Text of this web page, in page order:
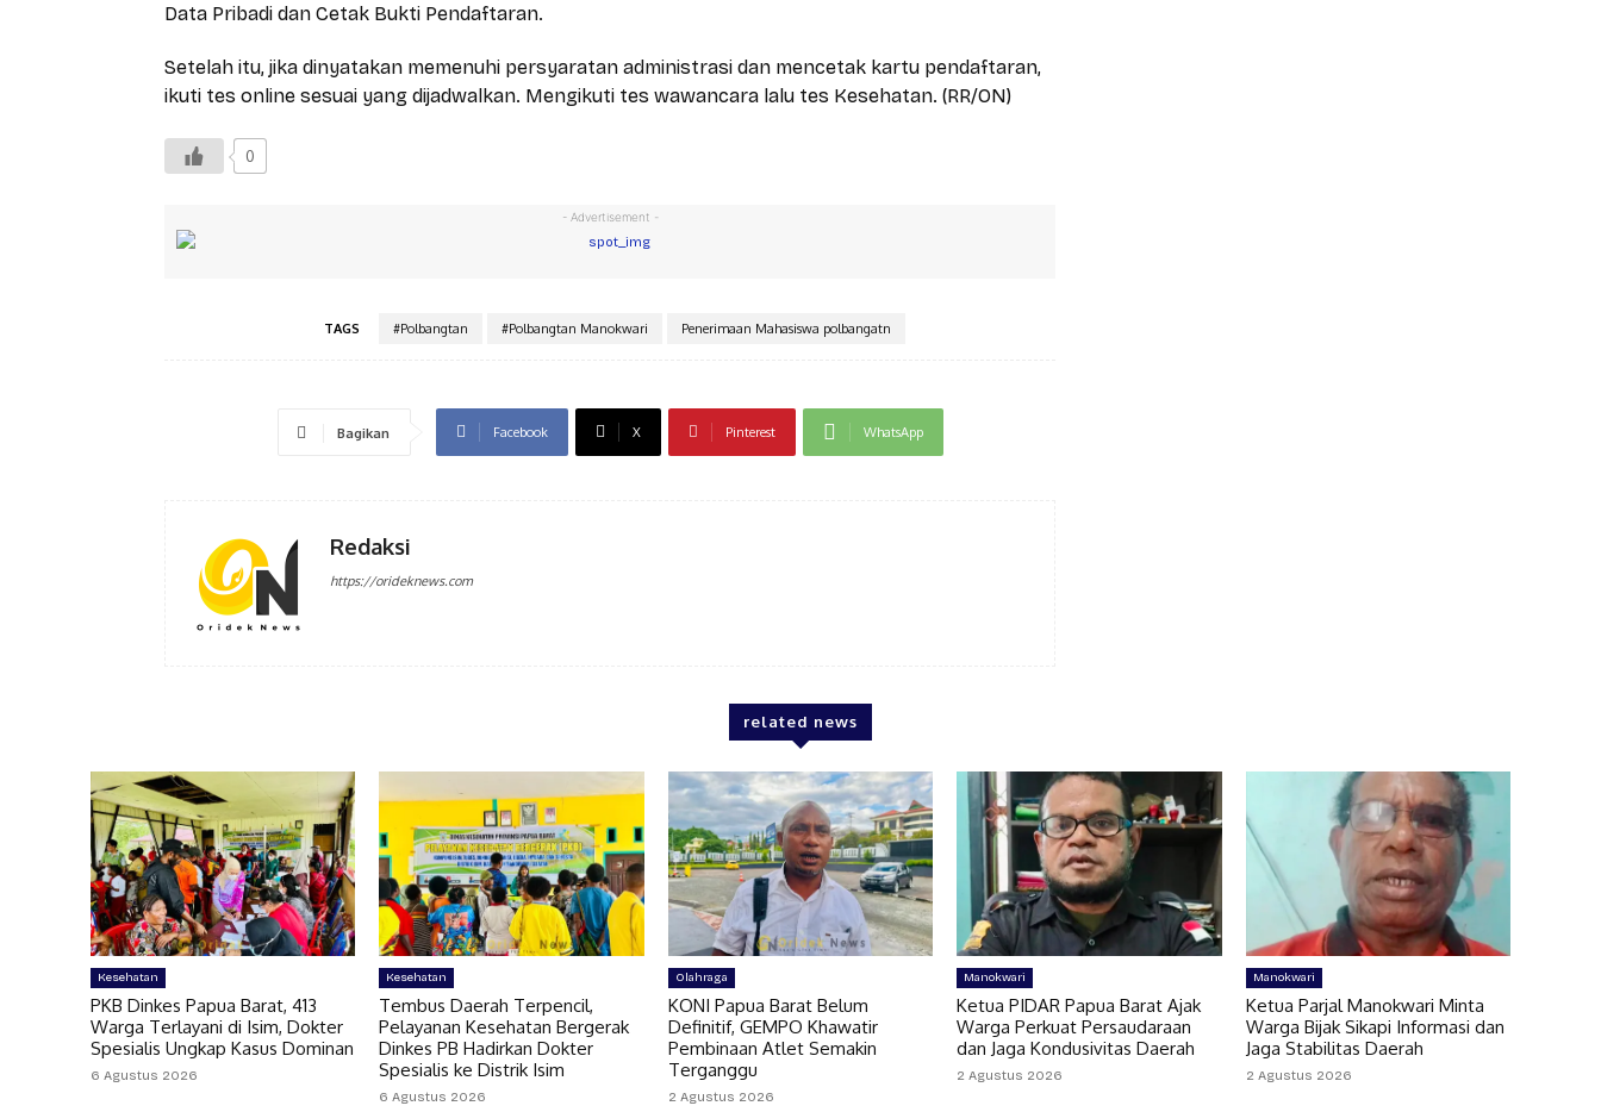
Data Pribadi dan Cetak Bukti Pendaftaran.
Setelah itu, jika dinyatakan memenuhi persyaratan administrasi dan mencetak kartu pendaftaran,
ikuti tes online sesuai yang dijadwalkan. Mengikuti tes wawancara lalu tes Kesehatan. (RR/ON)
0
- Advertisement -
TAGS #Polbangtan #Polbangtan Manokwari Penerimaan Mahasiswa polbangatn
Bagikan Facebook X Pinterest WhatsApp
Redaksi
https://orideknews.com
related news
Kesehatan
PKB Dinkes Papua Barat, 413
Warga Terlayani di Isim, Dokter
Spesialis Ungkap Kasus Dominan
6 Agustus 2026
Kesehatan
Tembus Daerah Terpencil,
Pelayanan Kesehatan Bergerak
Dinkes PB Hadirkan Dokter
Spesialis ke Distrik Isim
6 Agustus 2026
Olahraga
KONI Papua Barat Belum
Definitif, GEMPO Khawatir
Pembinaan Atlet Semakin
Terganggu
2 Agustus 2026
Manokwari
Ketua PIDAR Papua Barat Ajak
Warga Perkuat Persaudaraan
dan Jaga Kondusivitas Daerah
2 Agustus 2026
Manokwari
Ketua Parjal Manokwari Minta
Warga Bijak Sikapi Informasi dan
Jaga Stabilitas Daerah
2 Agustus 2026